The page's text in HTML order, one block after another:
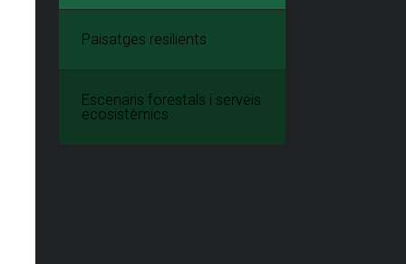
Paisatges resilients
Escenaris forestals i serveis
ecosistèmics